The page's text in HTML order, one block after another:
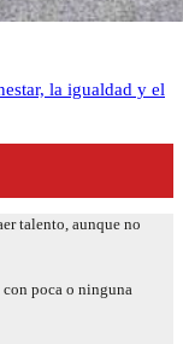
la igualdad y el
talento, aunque no
poca o ninguna